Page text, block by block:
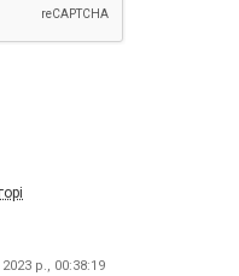
р., 00:38:19